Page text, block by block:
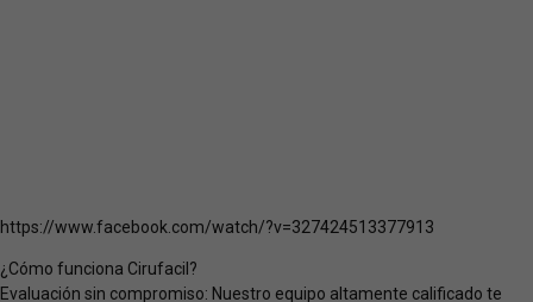
https://www.facebook.com/watch/?v=327424513377913
¿Cómo funciona Cirufacil?
Evaluación sin compromiso: Nuestro equipo altamente calificado te